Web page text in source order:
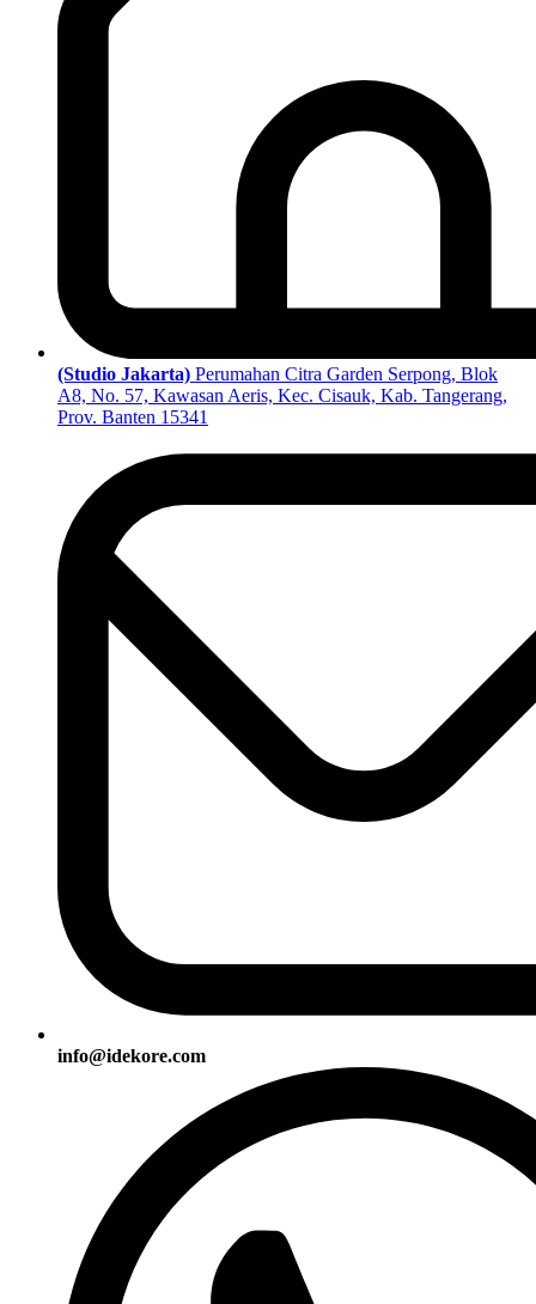
(Studio Jakarta) Perumahan Citra Garden Serpong, Blok
A8, No. 57, Kawasan Aeris, Kec. Cisauk, Kab. Tangerang,
Prov. Banten 15341
info@idekore.com